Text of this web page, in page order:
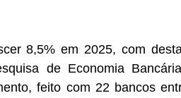
8,5% em 2025, com
de Economia
feito com 22 bancos